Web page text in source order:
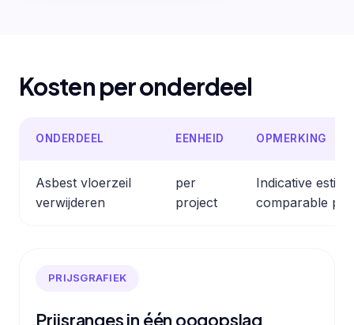
Kosten per onderdeel
ONDERDEEL EENHEID OPMERKING
Asbest vloerzeil
verwijderen
per
project
Indicative
comparable
PRIJSGRAFIEK
Prijsranges in één oogopslag